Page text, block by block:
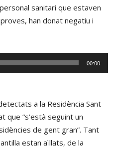
sanitari que estaven
han donat negatiu i
00:00
a la Residència Sant
que “s’està seguint un
de gent gran”. Tant
estan aïllats, de la